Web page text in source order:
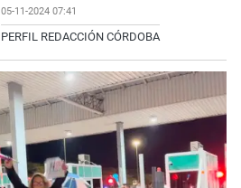
05-11-2024 07:41
PERFIL REDACCIÓN CÓRDOBA